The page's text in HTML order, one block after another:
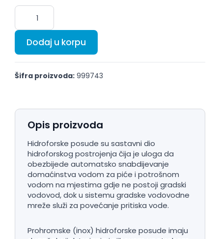
Dodaj u korpu
Šifra proizvoda: 999743
Opis proizvoda
Hidroforske posude su sastavni dio
hidroforskog postrojenja čija je uloga da
obezbijede automatsko snabdijevanje
domaćinstva vodom za piće i potrošnom
vodom na mjestima gdje ne postoji gradski
vodovod, dok u sistemu gradske vodovodne
mreže služi za povećanje pritiska vode.
Prohromske (inox) hidroforske posude imaju